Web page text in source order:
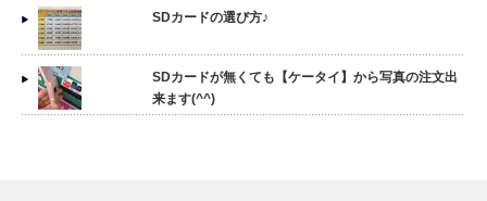
SDカードの選び方♪
SDカードが無くても【ケータイ】から写真の注文出
来ます(^^)